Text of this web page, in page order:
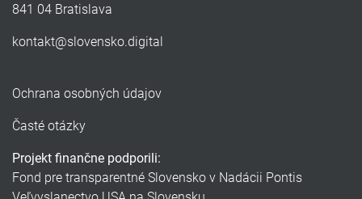
841 04 Bratislava
kontakt@slovensko.digital
Ochrana osobných údajov
Časté otázky
Projekt finančne podporili:
Fond pre transparentné Slovensko v Nadácii Pontis